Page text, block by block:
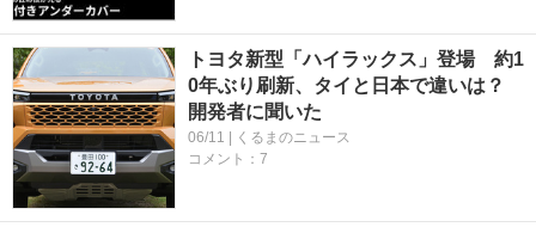
トヨタ新型「ハイラックス」登場 約1
0年ぶり刷新、タイと日本で違いは？
開発者に聞いた
06/11 | くるまのニュース
コメント：7